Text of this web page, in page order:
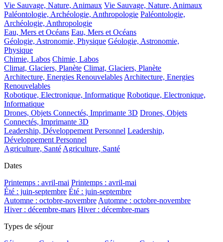
Vie Sauvage, Nature, Animaux Vie Sauvage, Nature, Animaux
Paléontologie, Archéologie, Anthropologie Paléontologie,
Archéologie, Anthropologie
Eau, Mers et Océans Eau, Mers et Océans
Géologie, Astronomie, Physique Géologie, Astronomie,
Physique
Chimie, Labos Chimie, Labos
Climat, Glaciers, Planète Climat, Glaciers, Planète
Architecture, Energies Renouvelables Architecture, Energies
Renouvelables
Robotique, Electronique, Informatique Robotique, Electronique,
Informatique
Drones, Objets Connectés, Imprimante 3D Drones, Objets
Connectés, Imprimante 3D
Leadership, Développement Personnel Leadership,
Développement Personnel
Agriculture, Santé Agriculture, Santé
Dates
Printemps : avril-mai Printemps : avril-mai
Été : juin-septembre Été : juin-septembre
Automne : octobre-novembre Automne : octobre-novembre
Hiver : décembre-mars Hiver : décembre-mars
Types de séjour